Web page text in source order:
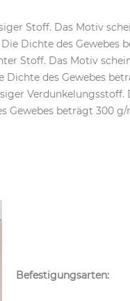
Stoff. Das Motiv
Dichte des Gewebes
Stoff. Das Motiv
des Gewebes
Verdunkelungsstoff.
Gewebes beträgt 300 g/
Befestigungsarten: